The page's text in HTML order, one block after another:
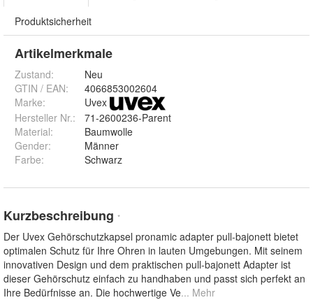
Produktsicherheit
Artikelmerkmale
Zustand:
Neu
GTIN / EAN:
4066853002604
Marke:
Uvex
Hersteller Nr.:
71-2600236-Parent
Material:
Baumwolle
Gender:
Männer
Farbe: Schwarz
Kurzbeschreibung *
Der Uvex Gehörschutzkapsel pronamic adapter pull-bajonett bietet
optimalen Schutz für Ihre Ohren in lauten Umgebungen. Mit seinem
innovativen Design und dem praktischen pull-bajonett Adapter ist
dieser Gehörschutz einfach zu handhaben und passt sich perfekt an
Ihre Bedürfnisse an. Die hochwertige Ve... Mehr